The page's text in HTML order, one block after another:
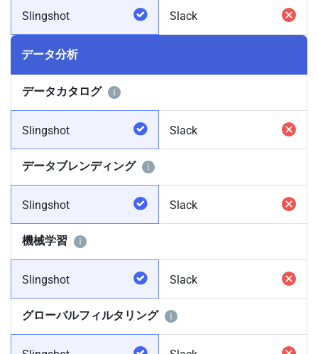
Slingshot Slack
データ分析
データカタログ
Slingshot Slack
データブレンディング
Slingshot Slack
機械学習
Slingshot Slack
グローバルフィルタリング